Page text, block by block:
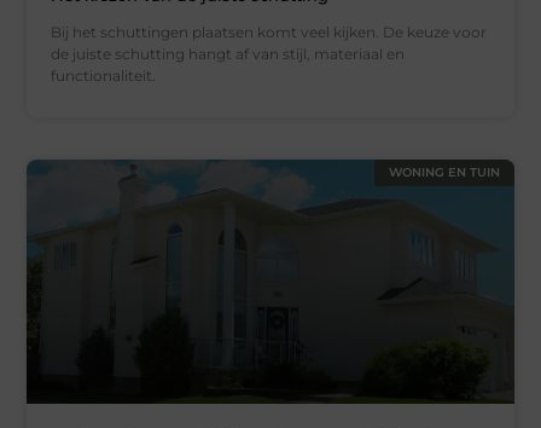
Bij het schuttingen plaatsen komt veel kijken. De keuze voor
de juiste schutting hangt af van stijl, materiaal en
functionaliteit.
WONING EN TUIN